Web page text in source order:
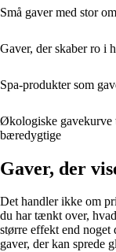
Små gaver med stor
Gaver, der skaber ro i
Spa-produkter som
Økologiske gavekurve
bæredygtige
Gaver, der
Det handler ikke om
du har tænkt over,
større effekt end
gaver, der kan sprede